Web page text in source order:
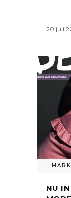
20 juli
NU IN